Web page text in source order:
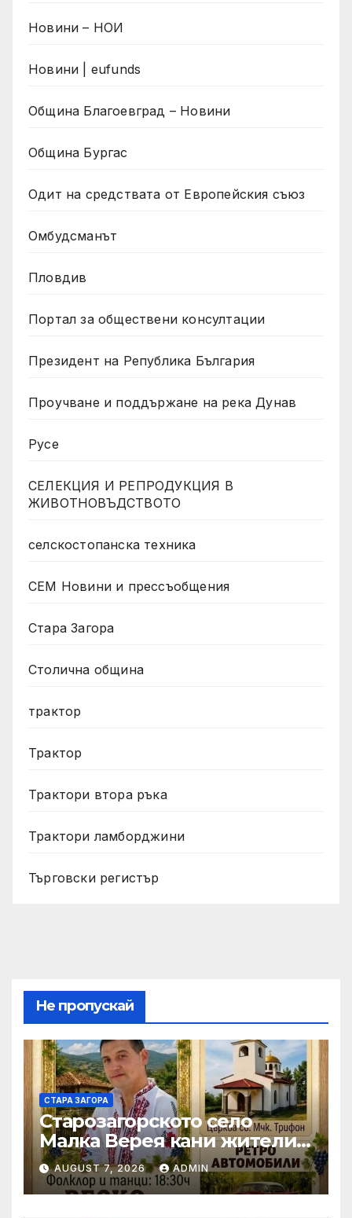
Новини – НОИ
Новини | eufunds
Община Благоевград – Новини
Община Бургас
Одит на средствата от Европейския съюз
Омбудсманът
Пловдив
Портал за обществени консултации
Президент на Република България
Проучване и поддържане на река Дунав
Русе
СЕЛЕКЦИЯ И РЕПРОДУКЦИЯ В
ЖИВОТНОВЪДСТВОТО
селскостопанска техника
СЕМ Новини и прессъобщения
Стара Загора
Столична община
трактор
Трактор
Трактори втора ръка
Трактори ламборджини
Търговски регистър
Не пропускай
СТАРА ЗАГОРА
Старозагорското село
Малка Верея кани жители
и гости на традиционния
си събор
AUGUST 7, 2026 ADMIN